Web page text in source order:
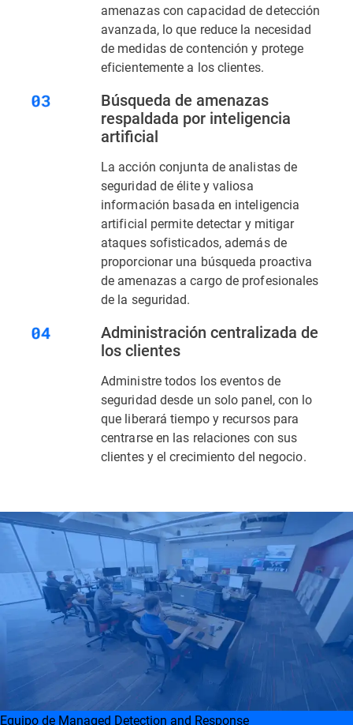
amenazas con capacidad de detección
avanzada, lo que reduce la necesidad
de medidas de contención y protege
eficientemente a los clientes.
Búsqueda de amenazas
respaldada por inteligencia
artificial
La acción conjunta de analistas de
seguridad de élite y valiosa
información basada en inteligencia
artificial permite detectar y mitigar
ataques sofisticados, además de
proporcionar una búsqueda proactiva
de amenazas a cargo de profesionales
de la seguridad.
Administración centralizada de
los clientes
Administre todos los eventos de
seguridad desde un solo panel, con lo
que liberará tiempo y recursos para
centrarse en las relaciones con sus
clientes y el crecimiento del negocio.
Equipo de Managed Detection and Response